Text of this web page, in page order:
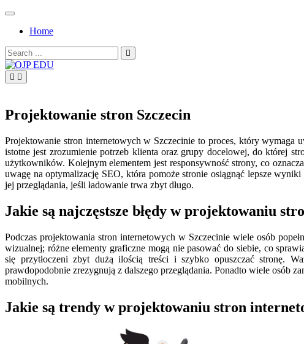
Skip
contentHome
Search
for:
Projektowanie stron Szczecin
Projektowanie stron internetowych w Szczecinie to proces, który wymaga
istotne jest zrozumienie potrzeb klienta oraz grupy docelowej, do której
użytkowników. Kolejnym elementem jest responsywność strony, co
uwagę na optymalizację SEO, która pomoże stronie osiągnąć lepsze
jej przeglądania, jeśli ładowanie trwa zbyt długo.
Jakie są najczęstsze błędy w projektowaniu
Podczas projektowania stron internetowych w Szczecinie wiele osób
wizualnej; różne elementy graficzne mogą nie pasować do siebie, co
się przytłoczeni zbyt dużą ilością treści i szybko opuszczać stronę.
prawdopodobnie zrezygnują z dalszego przeglądania. Ponadto wiele osób
mobilnych.
Jakie są trendy w projektowaniu stron